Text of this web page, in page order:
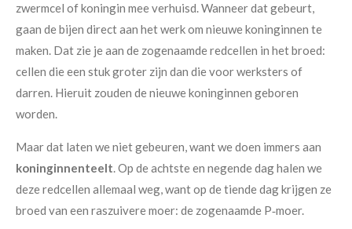
zwermcel of koningin mee verhuisd. Wanneer dat gebeurt,
gaan de bijen direct aan het werk om nieuwe koninginnen te
maken. Dat zie je aan de zogenaamde redcellen in het broed:
cellen die een stuk groter zijn dan die voor werksters of
darren. Hieruit zouden de nieuwe koninginnen geboren
worden.
Maar dat laten we niet gebeuren, want we doen immers aan
koninginnenteelt. Op de achtste en negende dag halen we
deze redcellen allemaal weg, want op de tiende dag krijgen ze
broed van een raszuivere moer: de zogenaamde P‑moer.